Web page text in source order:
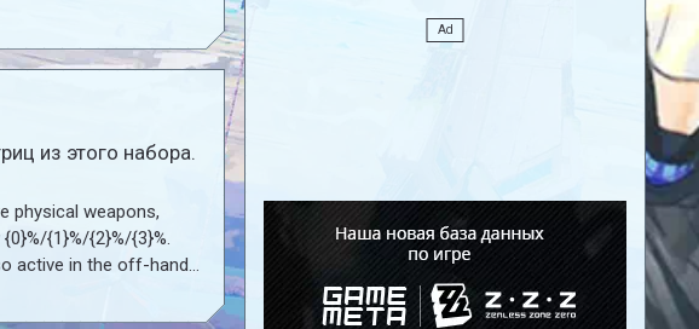
из этого набора.
physical weapons,
{1}%/{2}%/{3}%.
active in the off-hand
highest star rating